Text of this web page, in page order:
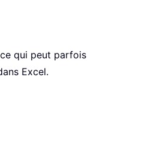
qui peut parfois
Excel.